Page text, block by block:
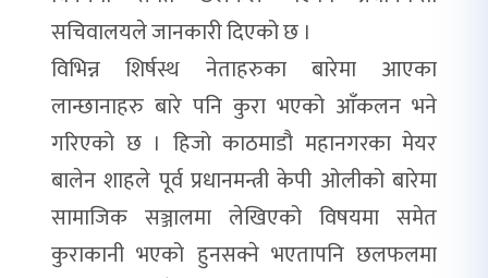
सचिवालयले जानकारी दिएको छ ।
विभिन्न शिर्षस्थ नेताहरुका बारेमा आएका
लान्छानाहरु बारे पनि कुरा भएको आँकलन भने
गरिएको छ । हिजो काठमाडौ महानगरका मेयर
बालेन शाहले पूर्व प्रधानमन्त्री केपी ओलीको बारेमा
सामाजिक सञ्जालमा लेखिएको विषयमा समेत
कुराकानी भएको हुनसक्ने भएतापनि छलफलमा